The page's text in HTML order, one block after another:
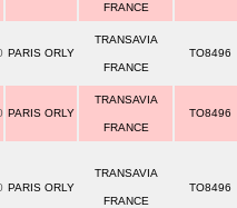
FRANCE
PARIS ORLY
TRANSAVIA
FRANCE
TO8496
PARIS ORLY
TRANSAVIA
FRANCE
TO8496
PARIS ORLY
TRANSAVIA
FRANCE
TO8496